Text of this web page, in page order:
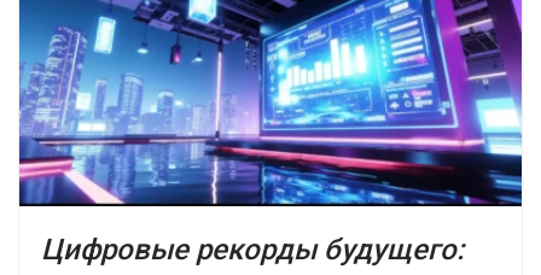
Цифровые рекорды будущего: